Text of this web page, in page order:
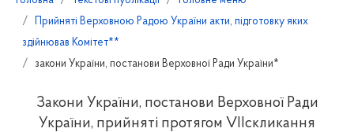
Прийняті Верховною Радою України акти, підготовку яких
здійнював Комітет**
закони України, постанови Верховної Ради України*
Закони України, постанови Верховної Ради
України, прийняті протягом VIIскликання